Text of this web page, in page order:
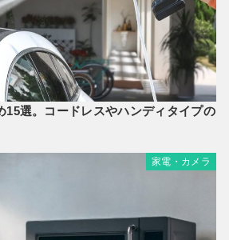
15選。コードレスやハンディタイプの
家電・カメラ